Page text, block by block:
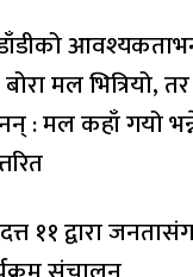
मल भित्रियो,
: मल कहाँ गयो
११ द्वारा